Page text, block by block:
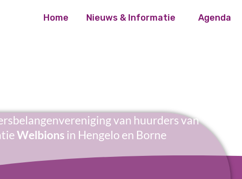
Home Nieuws & Informatie Agenda
van huurders van
Welbions in Hengelo en Borne